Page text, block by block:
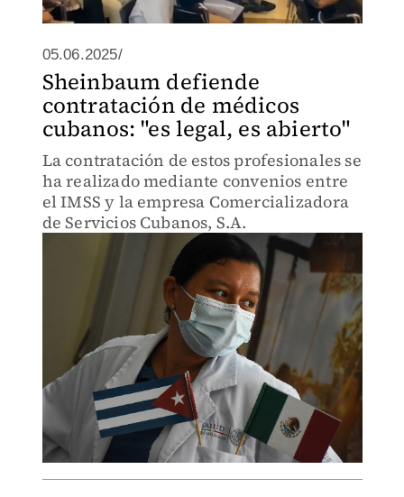
05.06.2025/
Sheinbaum defiende
contratación de médicos
cubanos: "es legal, es abierto"
La contratación de estos profesionales se
ha realizado mediante convenios entre
el IMSS y la empresa Comercializadora
de Servicios Cubanos, S.A.